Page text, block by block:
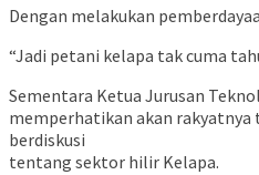
Dengan melakukan
“Jadi petani kelapa tak cuma
Sementara Ketua Jurusan
memperhatikan akan rakyatnya
berdiskusi
tentang sektor hilir Kelapa.